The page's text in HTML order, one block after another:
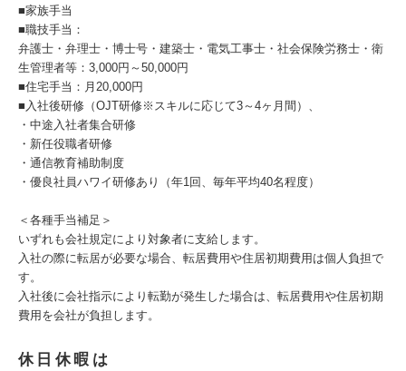
■家族手当
■職技手当：
弁護士・弁理士・博士号・建築士・電気工事士・社会保険労務士・衛
生管理者等：3,000円～50,000円
■住宅手当：月20,000円
■入社後研修（OJT研修※スキルに応じて3～4ヶ月間）、
・中途入社者集合研修
・新任役職者研修
・通信教育補助制度
・優良社員ハワイ研修あり（年1回、毎年平均40名程度）
＜各種手当補足＞
いずれも会社規定により対象者に支給します。
入社の際に転居が必要な場合、転居費用や住居初期費用は個人負担で
す。
入社後に会社指示により転勤が発生した場合は、転居費用や住居初期
費用を会社が負担します。
休日休暇は